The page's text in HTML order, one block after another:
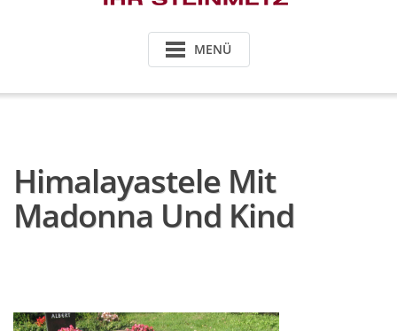
MENÜ
Himalayastele Mit
Madonna Und Kind